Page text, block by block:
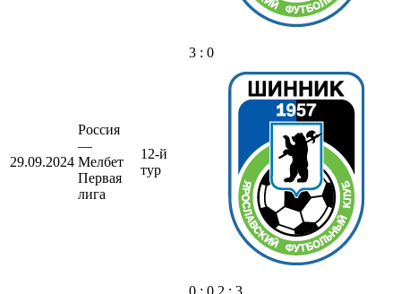
29.09.2024
Россия
—
Мелбет
Первая
лига
12-й
тур
3 : 0
0 : 0 2 : 3